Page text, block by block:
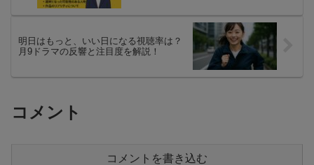
明日はもっと、いい日になる視聴率は？
月9ドラマの反響と注目度を解説！
コメント
コメントを書き込む